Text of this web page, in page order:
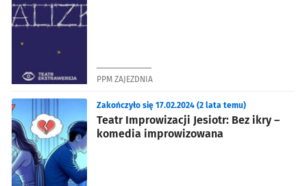
PPM ZAJEZDNIA
Teatr Improwizacji Jesiotr: Bez ikry –
komedia improwizowana
Zakończyło się 17.02.2024 (2 lata temu)